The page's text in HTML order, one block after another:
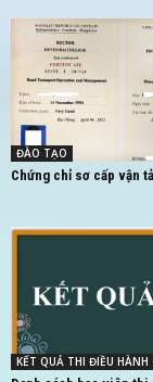
ĐÀO TẠO
Chứng chỉ sơ cấp vận
KẾT QUẢ THI ĐIỀU HÀNH